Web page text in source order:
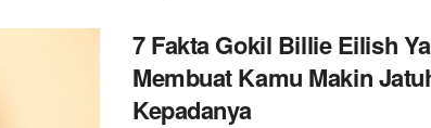
7 Fakta Gokil Billie Eilish
Membuat Kamu Makin
Kepadanya